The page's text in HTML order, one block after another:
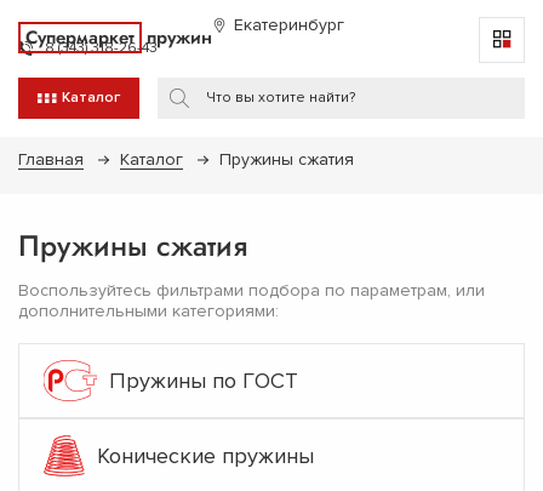
Супермаркет пружин Екатеринбург
8 (343) 318-26-43
Каталог
Главная Каталог Пружины сжатия
Пружины сжатия
Воспользуйтесь фильтрами подбора по параметрам, или
дополнительными категориями:
Пружины по ГОСТ
Конические пружины